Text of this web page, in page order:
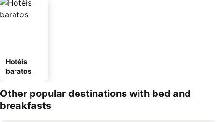
Hotéis
baratos
Other popular destinations with bed and
breakfasts